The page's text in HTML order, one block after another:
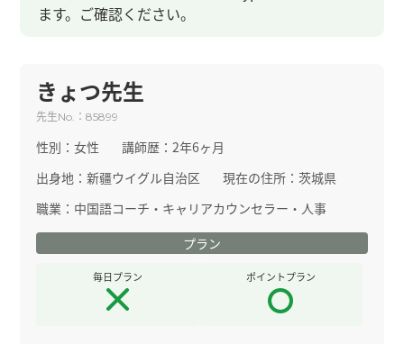
ます。ご確認ください。
きょつ先生
先生No. ：85899
性別：女性 講師歴：2年6ヶ月
出身地：新疆ウイグル自治区 現在の住所：茨城県
職業： 中国語コーチ・キャリアカウンセラー・人事
プラン
毎日プラン ポイントプラン